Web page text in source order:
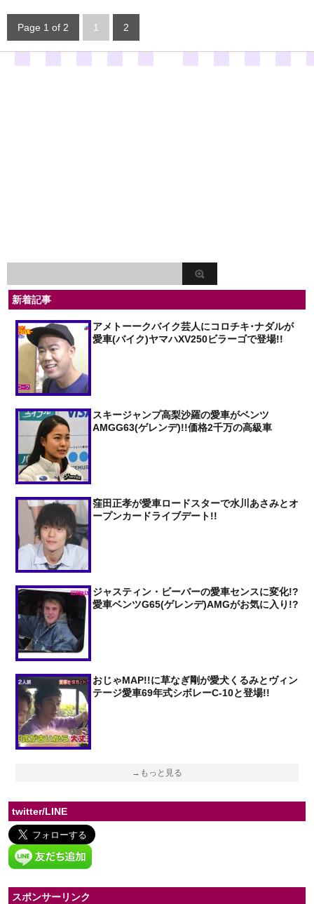
Page 1 of 2 1 2
新着記事
アメトーークバイク芸人にコロチキ･ナダルが
愛車(バイク)ヤマハXV250ビラーゴで登場!!
スキージャンプ高梨沙羅の愛車がベンツ
AMGG63(ゲレンデ)!!価格2千万の高級車
窪田正孝が愛車ロードスターで水川あさみとオ
ープンカードライブデート!!
ジャスティン・ビーバーの愛車センスに変化!?
愛車ベンツG65(ゲレンデ)AMGがお気に入り!?
おじゃMAP!!に草なぎ剛が愛犬くるみとヴィン
テージ愛車69年式シボレーC-10と登場!!
→もっと見る
twitter/LINE
スポンサーリンク